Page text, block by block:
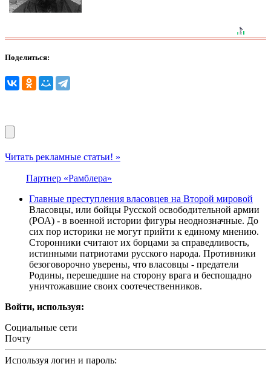
Поделиться:
Читать рекламные статьи! »
Партнер «Рамблера»
Главные преступления власовцев на Второй мировой
Власовцы, или бойцы Русской освободительной армии
(РОА) - в военной истории фигуры неоднозначные. До
сих пор историки не могут прийти к единому мнению.
Сторонники считают их борцами за справедливость,
истинными патриотами русского народа. Противники
безоговорочно уверены, что власовцы - предатели
Родины, перешедшие на сторону врага и беспощадно
уничтожавшие своих соотечественников.
Войти, используя:
Социальные сети
Почту
Используя логин и пароль: